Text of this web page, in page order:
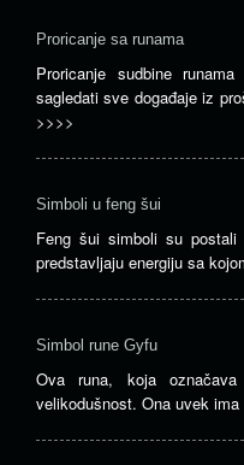
Proricanje sa runama
Proricanje sudbine
sagledati sve događaje iz
>>>>
Simboli u feng šui
Feng šui simboli su
predstavljaju energiju sa
Simbol rune Gyfu
Ova runa, koja
velikodušnost. Ona uvek